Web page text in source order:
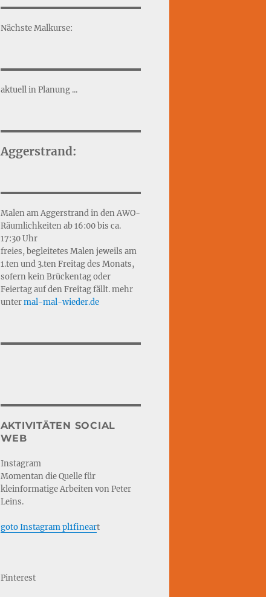
Nächste Malkurse:
aktuell in Planung ...
Aggerstrand:
Malen am Aggerstrand in den AWO-
Räumlichkeiten ab 16:00 bis ca.
17:30 Uhr
freies, begleitetes Malen jeweils am
1.ten und 3.ten Freitag des Monats,
sofern kein Brückentag oder
Feiertag auf den Freitag fällt. mehr
untermal-mal-wieder.de
AKTIVITÄTEN SOCIAL
WEB
Instagram
Momentan die Quelle für
kleinformatige Arbeiten von Peter
Leins.
goto Instagram pl1fineart
Pinterest